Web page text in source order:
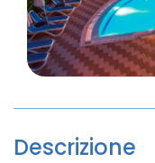
Descrizione